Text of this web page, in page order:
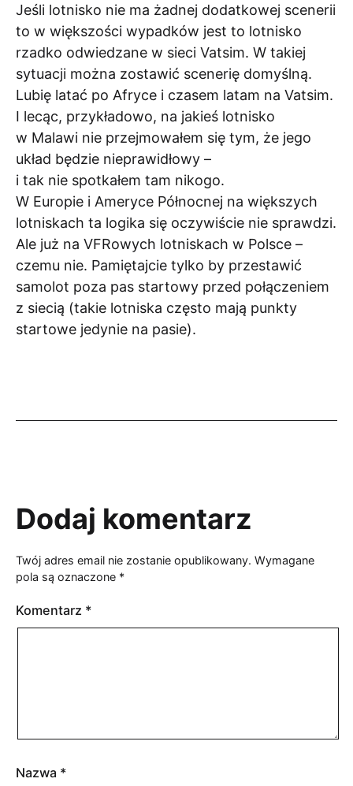
Jeśli lotnisko nie ma żadnej dodatkowej scenerii
to w większości wypadków jest to lotnisko
rzadko odwiedzane w sieci Vatsim. W takiej
sytuacji można zostawić scenerię domyślną.
Lubię latać po Afryce i czasem latam na Vatsim.
I lecąc, przykładowo, na jakieś lotnisko
w Malawi nie przejmowałem się tym, że jego
układ będzie nieprawidłowy –
i tak nie spotkałem tam nikogo.
W Europie i Ameryce Północnej na większych
lotniskach ta logika się oczywiście nie sprawdzi.
Ale już na VFRowych lotniskach w Polsce –
czemu nie. Pamiętajcie tylko by przestawić
samolot poza pas startowy przed połączeniem
z siecią (takie lotniska często mają punkty
startowe jedynie na pasie).
Dodaj komentarz
Twój adres email nie zostanie opublikowany. Wymagane
pola są oznaczone *
Komentarz *
Nazwa *